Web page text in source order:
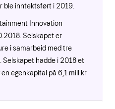
ble inntektsført i 2019.
Innovation
Selskapet er
i samarbeid med tre
Selskapet hadde i 2018 et
egenkapital på 6,1 mill.kr